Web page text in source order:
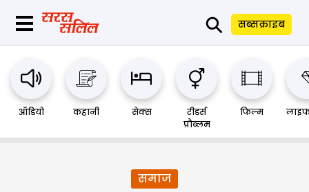
⚲ सब्सक्राइब
ऑडियो कहानी सेक्स
रीडर्स
प्रौब्लम
फिल्म
समाज